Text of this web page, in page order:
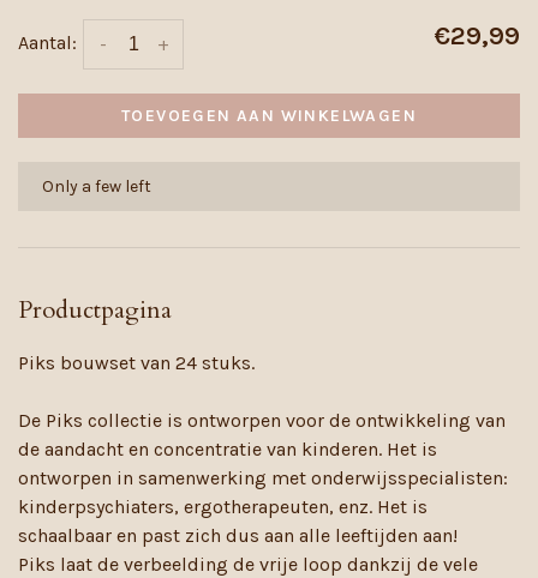
Aantal: +
- €29,99
TOEVOEGEN AAN WINKELWAGEN
Only a few left
Productpagina
Piks bouwset van 24 stuks.
De Piks collectie is ontworpen voor de ontwikkeling van
de aandacht en concentratie van kinderen. Het is
ontworpen in samenwerking met onderwijsspecialisten:
kinderpsychiaters, ergotherapeuten, enz. Het is
schaalbaar en past zich dus aan alle leeftijden aan!
Piks laat de verbeelding de vrije loop dankzij de vele